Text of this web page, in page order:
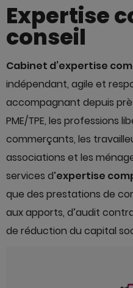
Expertise
conseil
Cabinet d’expertise
indépendant, agile et
accompagnant depuis
PME/TPE, les professions
commerçants, les
associations et les
services d’expertise
que des prestations de
aux apports, d’audit
de réduction du capital